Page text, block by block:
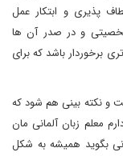
پذیری و ابتکار عمل
و در صدر آن ها
برخوردار باشد که برای
و نکته بینی هم شود که
معلم زبان آلمانی مان
بگوید همیشه به شکل